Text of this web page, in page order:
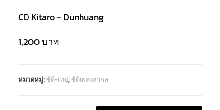
CD Kitaro – Dunhuang
1,200บาท
หมวดหมู่:ซีดี-เทป,ซีดีเพลงสากล